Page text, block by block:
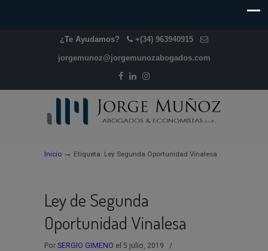
¿Te Ayudamos? +(34) 963940915
jorgemunoz@jorgemunozabogados.com
Inicio → Etiqueta: Ley Segunda Oportunidad Vinalesa
Ley de Segunda
Oportunidad Vinalesa
Por SERGIO GIMENO el 5 julio, 2019
/